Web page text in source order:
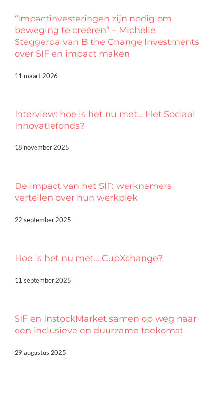
“Impactinvesteringen zijn nodig om
beweging te creëren” – Michelle
Steggerda van B the Change Investments
over SIF en impact maken
11 maart 2026
Interview: hoe is het nu met… Het Sociaal
Innovatiefonds?
18 november 2025
De impact van het SIF: werknemers
vertellen over hun werkplek
22 september 2025
Hoe is het nu met… CupXchange?
11 september 2025
SIF en InstockMarket samen op weg naar
een inclusieve en duurzame toekomst
29 augustus 2025